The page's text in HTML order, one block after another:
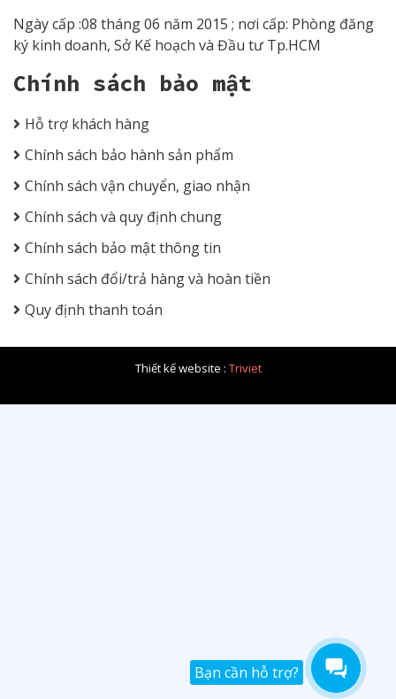
Ngày cấp :08 tháng 06 năm 2015 ; nơi cấp: Phòng đăng
ký kinh doanh, Sở Kế hoạch và Đầu tư Tp.HCM
Chính sách bảo mật
Hỗ trợ khách hàng
Chính sách bảo hành sản phẩm
Chính sách vận chuyển, giao nhận
Chính sách và quy định chung
Chính sách bảo mật thông tin
Chính sách đổi/trả hàng và hoàn tiền
Quy định thanh toán
Thiết kế website : Triviet
Bạn cần hỗ trợ?